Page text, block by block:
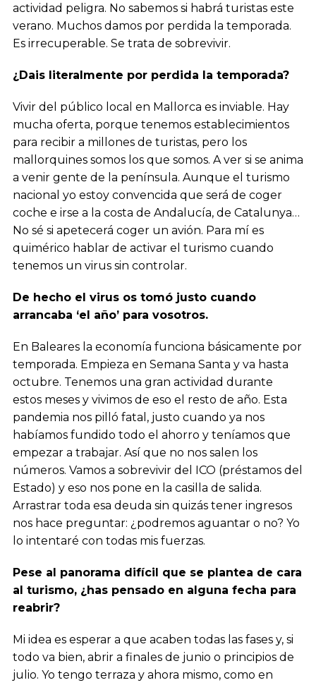
actividad peligra. No sabemos si habrá turistas este
verano. Muchos damos por perdida la temporada.
Es irrecuperable. Se trata de sobrevivir.
¿Dais literalmente por perdida la temporada?
Vivir del público local en Mallorca es inviable. Hay
mucha oferta, porque tenemos establecimientos
para recibir a millones de turistas, pero los
mallorquines somos los que somos. A ver si se anima
a venir gente de la península. Aunque el turismo
nacional yo estoy convencida que será de coger
coche e irse a la costa de Andalucía, de Catalunya…
No sé si apetecerá coger un avión. Para mí es
quimérico hablar de activar el turismo cuando
tenemos un virus sin controlar.
De hecho el virus os tomó justo cuando
arrancaba ‘el año’ para vosotros.
En Baleares la economía funciona básicamente por
temporada. Empieza en Semana Santa y va hasta
octubre. Tenemos una gran actividad durante
estos meses y vivimos de eso el resto de año. Esta
pandemia nos pilló fatal, justo cuando ya nos
habíamos fundido todo el ahorro y teníamos que
empezar a trabajar. Así que no nos salen los
números. Vamos a sobrevivir del ICO (préstamos del
Estado) y eso nos pone en la casilla de salida.
Arrastrar toda esa deuda sin quizás tener ingresos
nos hace preguntar: ¿podremos aguantar o no? Yo
lo intentaré con todas mis fuerzas.
Pese al panorama difícil que se plantea de cara
al turismo, ¿has pensado en alguna fecha para
reabrir?
Mi idea es esperar a que acaben todas las fases y, si
todo va bien, abrir a finales de junio o principios de
julio. Yo tengo terraza y ahora mismo, como en